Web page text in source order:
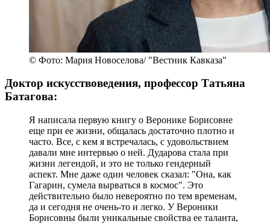
© Фото: Мария Новоселова/ "Вестник Кавказа"
Доктор искусствоведения, профессор Татьяна
Батагова:
Я написала первую книгу о Веронике Борисовне
еще при ее жизни, общалась достаточно плотно и
часто. Все, с кем я встречалась, с удовольствием
давали мне интервью о ней. Дударова стала при
жизни легендой, и это не только гендерный
аспект. Мне даже один человек сказал: "Она, как
Гагарин, сумела вырваться в космос". Это
действительно было невероятно по тем временам,
да и сегодня не очень-то и легко. У Вероники
Борисовны были уникальные свойства ее таланта,